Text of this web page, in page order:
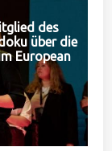
des
über die
European